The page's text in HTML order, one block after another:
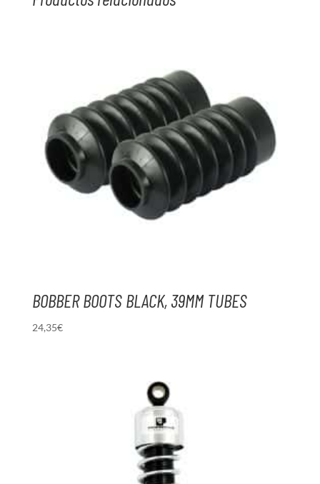
BOBBER BOOTS BLACK, 39MM TUBES
24,35€